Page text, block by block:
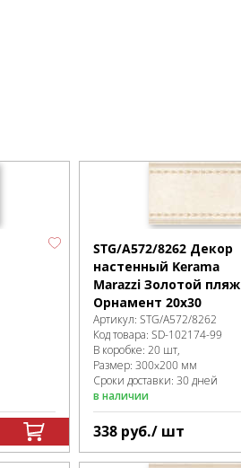
STG/A572/8262 Декор
настенный Kerama
Marazzi Золотой пляж
Орнамент 20х30
Артикул: STG/A572/8262
Код товара: SD-102174-99
В коробке: 20 шт,
Размер: 300x200 мм
Сроки доставки: 30 дней
в наличии
338 руб./ шт